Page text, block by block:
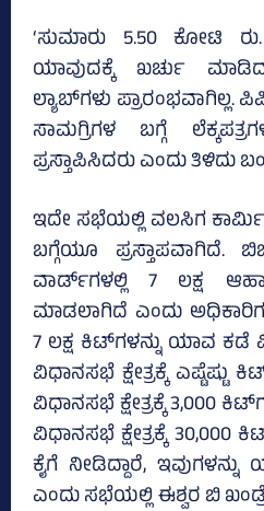
‘ಸುಮಾರು 5.50 ಕೋಟಿ
ಯಾವುದಕ್ಕೆ ಖರ್ಚು
ಲ್ಯಾಬ್‌ಗಳು ಪ್ರಾರಂಭವಾಗಿಲ್ಲ.
ಸಾಮಗ್ರಿಗಳ ಬಗ್ಗೆ
ಪ್ರಸ್ತಾಪಿಸಿದರು ಎಂದು ತಿಳಿದು
ಇದೇ ಸಭೆಯಲ್ಲಿ ವಲಸಿಗ
ಬಗ್ಗೆಯೂ ಪ್ರಸ್ತಾಪವಾಗಿದೆ.
ವಾರ್ಡ್‌ಗಳಲ್ಲಿ 7 ಲಕ್ಷ
ಮಾಡಲಾಗಿದೆ ಎಂದು
7 ಲಕ್ಷ ಕಿಟ್‌ಗಳನ್ನು ಯಾವ
ವಿಧಾನಸಭೆ ಕ್ಷೇತ್ರಕ್ಕೆ ಎಷ್ಟೆಷ್ಟು
ವಿಧಾನಸಭೆ ಕ್ಷೇತ್ರಕ್ಕೆ 3,000
ವಿಧಾನಸಭೆ ಕ್ಷೇತ್ರಕ್ಕೆ 30,000
ಕೈಗೆ ನೀಡಿದ್ದಾರೆ,
ಎಂದು ಸಭೆಯಲ್ಲಿ ಈಶ್ವರ ಬಿ